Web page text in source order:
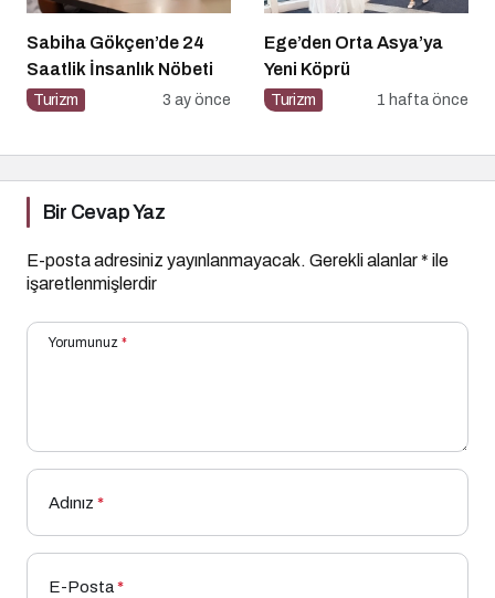
Sabiha Gökçen’de 24
Saatlik İnsanlık Nöbeti
Turizm 3 ay önce
Ege’den Orta Asya’ya
Yeni Köprü
Turizm 1 hafta önce
Bir Cevap Yaz
E-posta adresiniz yayınlanmayacak. Gerekli alanlar* ile
işaretlenmişlerdir
Yorumunuz *
Adınız *
E-Posta*